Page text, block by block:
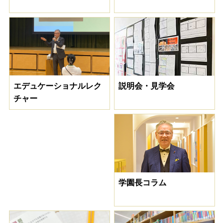
エデュケーショナルレク
チャー
説明会・見学会
学園長コラム